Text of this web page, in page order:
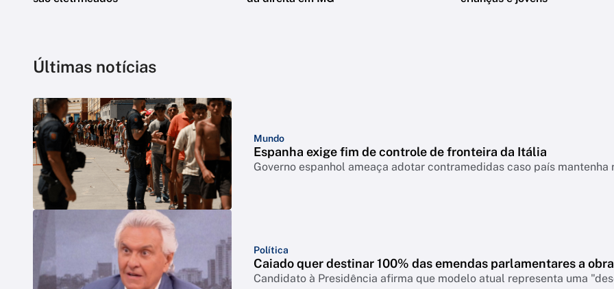
Últimas notícias
Mundo
Espanha exige fim de controle de fronteira da Itália
Governo espanhol ameaça adotar contramedidas caso país
Política
Caiado quer destinar 100% das emendas parlamentares a
Candidato à Presidência afirma que modelo atual representa uma